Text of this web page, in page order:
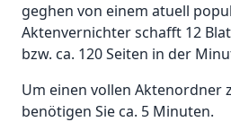
geghen von einem atuell
Aktenvernichter schafft 12
bzw. ca. 120 Seiten in der
Um einen vollen Aktenordner
benötigen Sie ca. 5 Minuten.